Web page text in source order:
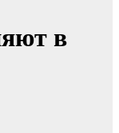
в